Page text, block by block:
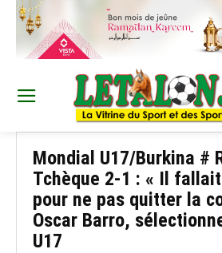
Mondial U17/Burkina #
Tchèque 2-1 : « Il
pour ne pas quitter la
Oscar Barro,
U17